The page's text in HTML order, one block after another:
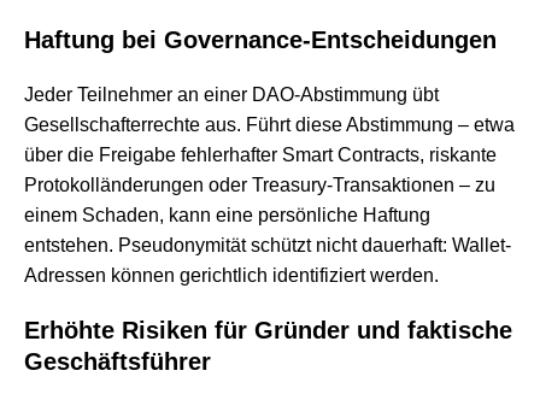
Haftung bei Governance-Entscheidungen
Jeder Teilnehmer an einer DAO-Abstimmung übt
Gesellschafterrechte aus. Führt diese Abstimmung – etwa
über die Freigabe fehlerhafter Smart Contracts, riskante
Protokolländerungen oder Treasury-Transaktionen – zu
einem Schaden, kann eine persönliche Haftung
entstehen. Pseudonymität schützt nicht dauerhaft: Wallet-
Adressen können gerichtlich identifiziert werden.
Erhöhte Risiken für Gründer und faktische
Geschäftsführer